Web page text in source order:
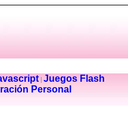
| Juegos Flash
Personal